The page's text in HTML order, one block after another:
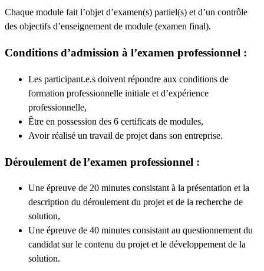
Chaque module fait l’objet d’examen(s) partiel(s) et d’un contrôle
des objectifs d’enseignement de module (examen final).
Conditions d’admission à l’examen professionnel :
Les participant.e.s doivent répondre aux conditions de
formation professionnelle initiale et d’expérience
professionnelle,
Être en possession des 6 certificats de modules,
Avoir réalisé un travail de projet dans son entreprise.
Déroulement de l’examen professionnel :
Une épreuve de 20 minutes consistant à la présentation et la
description du déroulement du projet et de la recherche de
solution,
Une épreuve de 40 minutes consistant au questionnement du
candidat sur le contenu du projet et le développement de la
solution.